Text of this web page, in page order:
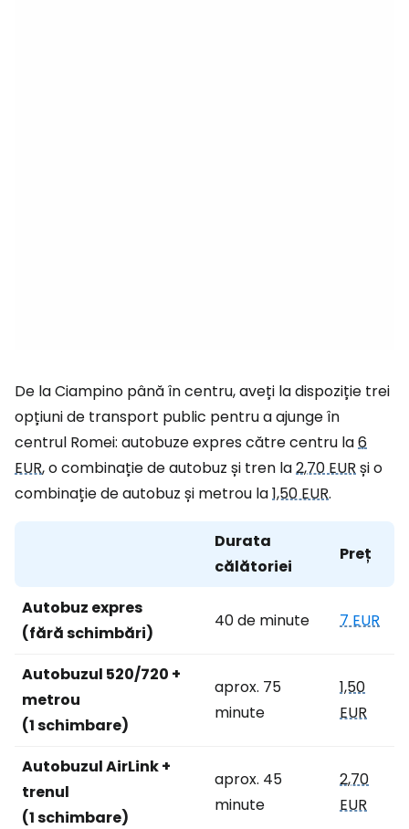
De la Ciampino până în centru, aveți la dispoziție trei
opțiuni de transport public pentru a ajunge în
centrul Romei: autobuze expres către centru la6
EUR, o combinație de autobuz și tren la2,70 EURși o
combinație de autobuz și metrou la1,50 EUR.
Durata
călătoriei
Preț
Autobuz expres
(fără schimbări)
40 de minute 7 EUR
Autobuzul 520/720 +
metrou
(1 schimbare)
aprox. 75
minute
1,50
EUR
Autobuzul AirLink +
trenul
(1 schimbare)
aprox. 45
minute
2,70
EUR